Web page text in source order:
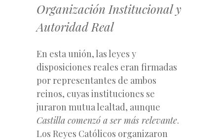
Organización Institucional y
Autoridad Real
En esta unión, las leyes y
disposiciones reales eran firmadas
por representantes de ambos
reinos, cuyas instituciones se
juraron mutua lealtad, aunque
Castilla comenzó a ser más relevante.
Los Reyes Católicos organizaron